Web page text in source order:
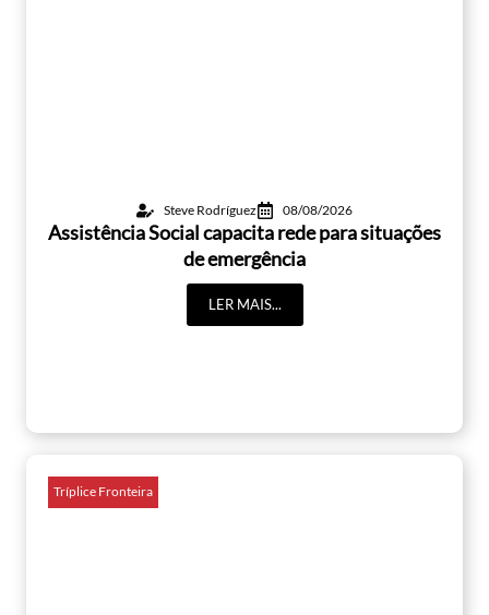
Steve Rodríguez 08/08/2026
Assistência Social capacita rede para situações
de emergência
LER MAIS...
Tríplice Fronteira